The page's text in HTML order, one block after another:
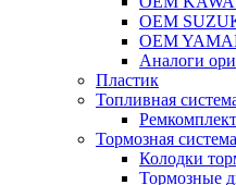
OEM
OEM
Аналоги
Пластик
Топливная
Тормозная система
Колодки
Тормозные